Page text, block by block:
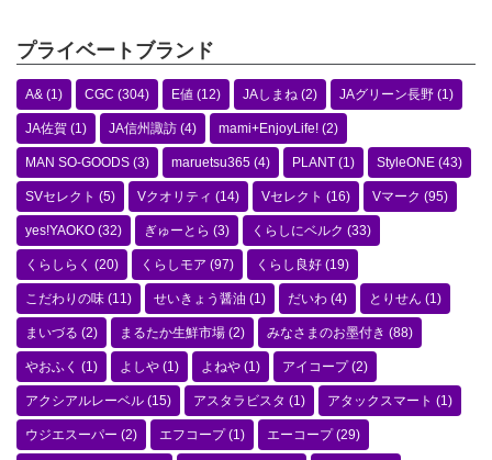
プライベートブランド
A& (1) CGC (304) E値 (12) JAしまね (2) JAグリーン長野 (1)
JA佐賀 (1) JA信州諏訪 (4) mami+EnjoyLife! (2)
MAN SO-GOODS (3) maruetsu365 (4) PLANT (1) StyleONE (43)
SVセレクト (5) Vクオリティ (14) Vセレクト (16) Vマーク (95)
yes!YAOKO (32) ぎゅーとら (3) くらしにベルク (33)
くらしらく (20) くらしモア (97) くらし良好 (19)
こだわりの味 (11) せいきょう醤油 (1) だいわ (4) とりせん (1)
まいづる (2) まるたか生鮮市場 (2) みなさまのお墨付き (88)
やおふく (1) よしや (1) よねや (1) アイコープ(2)
アクシアルレーベル (15) アスタラビスタ (1) アタックスマート (1)
ウジエスーパー (2) エフコープ(1) エーコープ(29)